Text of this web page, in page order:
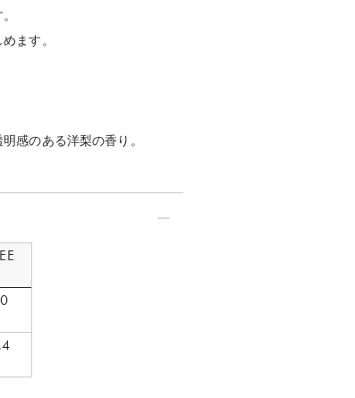
ます。
感のある洋梨の香り。